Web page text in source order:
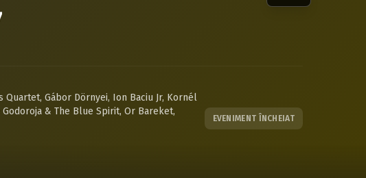
Quartet, Gábor Dörnyei, Ion Baciu Jr, Kornél
Godoroja & The Blue Spirit, Or Bareket,
EVENIMENT ÎNCHEIAT